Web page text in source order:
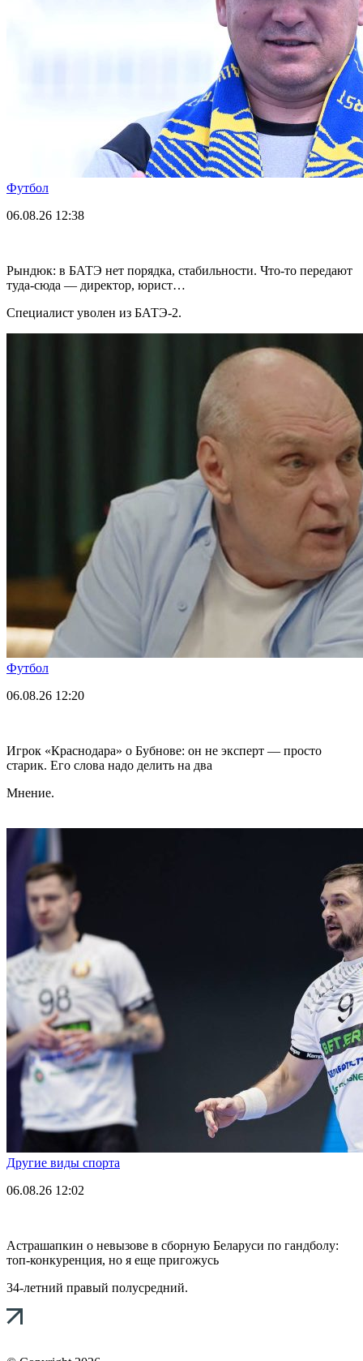
Футбол
06.08.26 12:38
Рындюк: в БАТЭ нет порядка, стабильности. Что-то передают
туда-сюда — директор, юрист…
Специалист уволен из БАТЭ-2.
Футбол
06.08.26 12:20
Игрок «Краснодара» о Бубнове: он не эксперт — просто
старик. Его слова надо делить на два
Мнение.
Другие виды спорта
06.08.26 12:02
Астрашапкин о невызове в сборную Беларуси по гандболу:
топ-конкуренция, но я еще пригожусь
34-летний правый полусредний.